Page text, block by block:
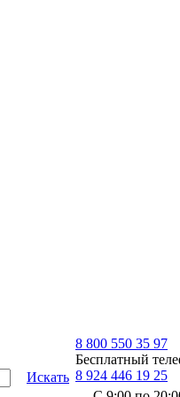
Искать
8 800 550 35 97
Бесплатный
8 924 446 19 25